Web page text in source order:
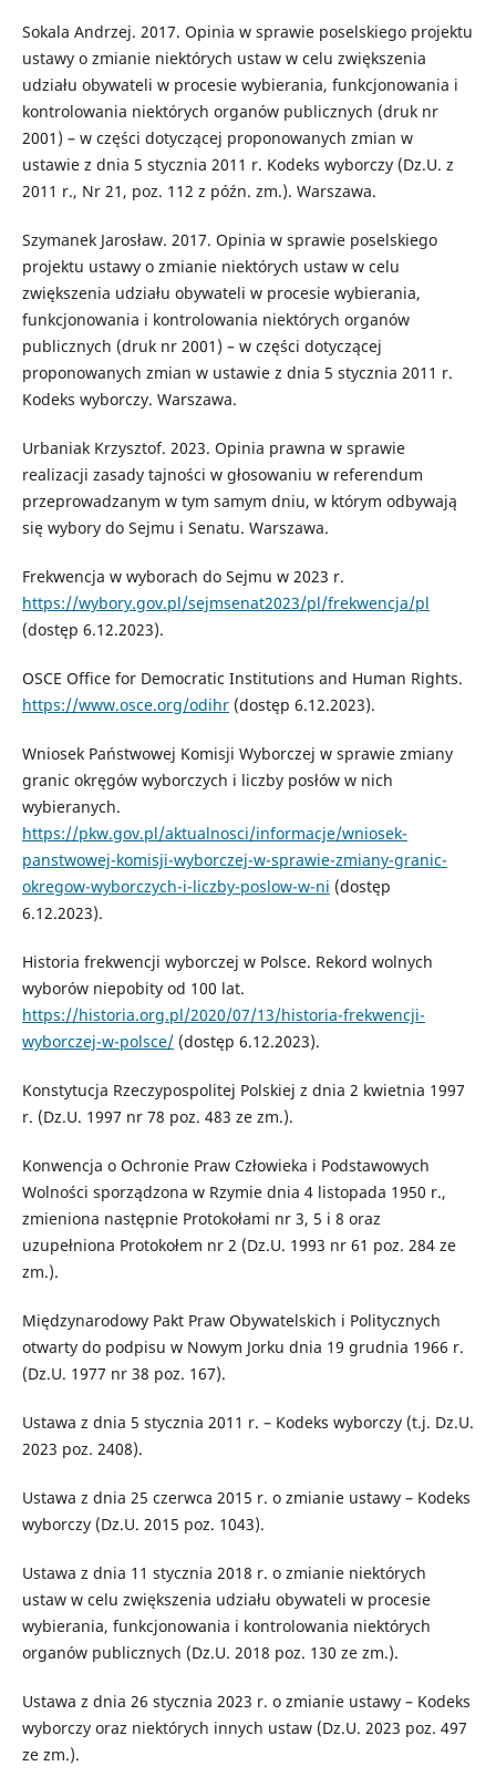
Sokala Andrzej. 2017. Opinia w sprawie poselskiego projektu
ustawy o zmianie niektórych ustaw w celu zwiększenia
udziału obywateli w procesie wybierania, funkcjonowania i
kontrolowania niektórych organów publicznych (druk nr
2001) – w części dotyczącej proponowanych zmian w
ustawie z dnia 5 stycznia 2011 r. Kodeks wyborczy (Dz.U. z
2011 r., Nr 21, poz. 112 z późn. zm.). Warszawa.
Szymanek Jarosław. 2017. Opinia w sprawie poselskiego
projektu ustawy o zmianie niektórych ustaw w celu
zwiększenia udziału obywateli w procesie wybierania,
funkcjonowania i kontrolowania niektórych organów
publicznych (druk nr 2001) – w części dotyczącej
proponowanych zmian w ustawie z dnia 5 stycznia 2011 r.
Kodeks wyborczy. Warszawa.
Urbaniak Krzysztof. 2023. Opinia prawna w sprawie
realizacji zasady tajności w głosowaniu w referendum
przeprowadzanym w tym samym dniu, w którym odbywają
się wybory do Sejmu i Senatu. Warszawa.
Frekwencja w wyborach do Sejmu w 2023 r.
https://wybory.gov.pl/sejmsenat2023/pl/frekwencja/pl
(dostęp 6.12.2023).
OSCE Office for Democratic Institutions and Human Rights.
https://www.osce.org/odihr(dostęp 6.12.2023).
Wniosek Państwowej Komisji Wyborczej w sprawie zmiany
granic okręgów wyborczych i liczby posłów w nich
wybieranych.
https://pkw.gov.pl/aktualnosci/informacje/wniosek-
panstwowej-komisji-wyborczej-w-sprawie-zmiany-granic-
okregow-wyborczych-i-liczby-poslow-w-ni (dostęp
6.12.2023).
Historia frekwencji wyborczej w Polsce. Rekord wolnych
wyborów niepobity od 100 lat.
https://historia.org.pl/2020/07/13/historia-frekwencji-
wyborczej-w-polsce/(dostęp 6.12.2023).
Konstytucja Rzeczypospolitej Polskiej z dnia 2 kwietnia 1997
r. (Dz.U. 1997 nr 78 poz. 483 ze zm.).
Konwencja o Ochronie Praw Człowieka i Podstawowych
Wolności sporządzona w Rzymie dnia 4 listopada 1950 r.,
zmieniona następnie Protokołami nr 3, 5 i 8 oraz
uzupełniona Protokołem nr 2 (Dz.U. 1993 nr 61 poz. 284 ze
zm.).
Międzynarodowy Pakt Praw Obywatelskich i Politycznych
otwarty do podpisu w Nowym Jorku dnia 19 grudnia 1966 r.
(Dz.U. 1977 nr 38 poz. 167).
Ustawa z dnia 5 stycznia 2011 r. – Kodeks wyborczy (t.j. Dz.U.
2023 poz. 2408).
Ustawa z dnia 25 czerwca 2015 r. o zmianie ustawy – Kodeks
wyborczy (Dz.U. 2015 poz. 1043).
Ustawa z dnia 11 stycznia 2018 r. o zmianie niektórych
ustaw w celu zwiększenia udziału obywateli w procesie
wybierania, funkcjonowania i kontrolowania niektórych
organów publicznych (Dz.U. 2018 poz. 130 ze zm.).
Ustawa z dnia 26 stycznia 2023 r. o zmianie ustawy – Kodeks
wyborczy oraz niektórych innych ustaw (Dz.U. 2023 poz. 497
ze zm.).